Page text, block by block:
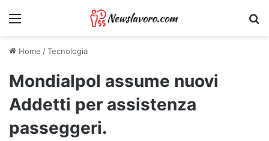
Menu
Home /Tecnologia
Mondialpol assume nuovi
Addetti per assistenza
passeggeri.